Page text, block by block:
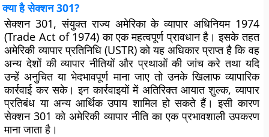
क्या है सेक्शन 301?
सेक्शन 301, संयुक्त राज्य अमेरिका के व्यापार अधिनियम 1974
(Trade Act of 1974) का एक महत्वपूर्ण प्रावधान है। इसके तहत
अमेरिकी व्यापार प्रतिनिधि (USTR) को यह अधिकार प्राप्त है कि वह
अन्य देशों की व्यापार नीतियों और प्रथाओं की जांच करे तथा यदि
उन्हें अनुचित या भेदभावपूर्ण माना जाए तो उनके खिलाफ व्यापारिक
कार्रवाई कर सके। इन कार्रवाइयों में अतिरिक्त आयात शुल्क, व्यापार
प्रतिबंध या अन्य आर्थिक उपाय शामिल हो सकते हैं। इसी कारण
सेक्शन 301 को अमेरिकी व्यापार नीति का एक प्रभावशाली उपकरण
माना जाता है।